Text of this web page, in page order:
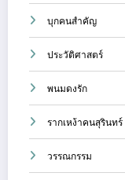
บุกคนสำคัญ
ประวัติศาสตร์
พนมดงรัก
รากเหง้าคนสุรินทร์
วรรณกรรม